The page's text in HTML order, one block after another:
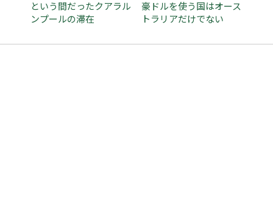
という間だったクアラル
ンプールの滞在
豪ドルを使う国はオース
トラリアだけでない